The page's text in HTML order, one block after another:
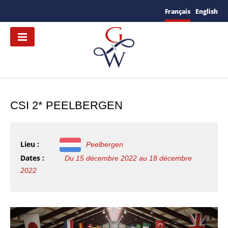
Français English
CSI 2* PEELBERGEN
Lieu : Peelbergen
Dates :
Du 15 décembre 2022 au 18 décembre
2022